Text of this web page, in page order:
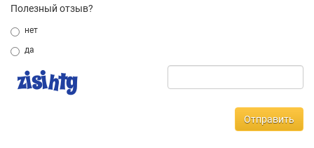
Полезный отзыв?
нет
да
Отправить